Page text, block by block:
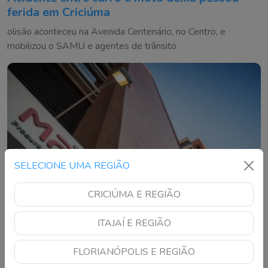
SELECIONE UMA REGIÃO
CRICIÚMA E REGIÃO
ITAJAÍ E REGIÃO
FLORIANÓPOLIS E REGIÃO
ferida em Criciúma
olisão aconteceu na Avenida Centenário, no Centro, e
mobilizou o SAMU e agentes de trânsito